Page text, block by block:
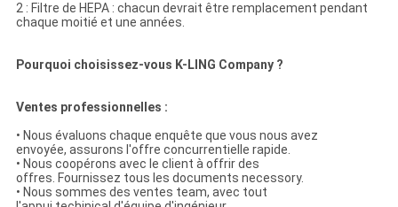
2 : Filtre de HEPA : chacun devrait être remplacement pendant
chaque moitié et une années.
Pourquoi choisissez-vous K-LING Company ?
Ventes professionnelles :
• Nous évaluons chaque enquête que vous nous avez
envoyée, assurons l'offre concurrentielle rapide.
• Nous coopérons avec le client à offrir des
offres. Fournissez tous les documents necessory.
• Nous sommes des ventes team, avec tout